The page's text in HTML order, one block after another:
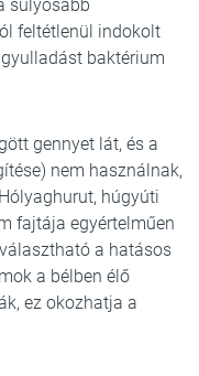
súlyosabb
feltétlenül indokolt
baktérium
gennyet lát, és a
nem használnak,
húgyúti
fajtája egyértelműen
a hatásos
a bélben élő
ez okozhatja a